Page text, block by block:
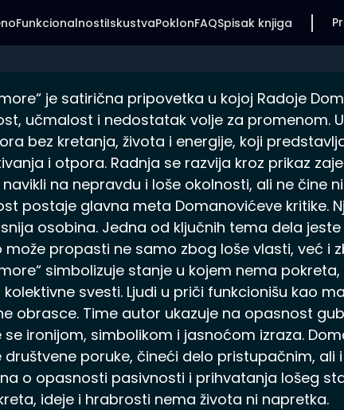
FunkcionalnostiIskustvaPoklonFAQSpisak knjiga
je satirična pripovetka u kojoj Radoje
učmalost i nedostatak volje za promenom.
bez kretanja, života i energije, koji
i otpora. Radnja se razvija kroz prikaz
navikli na nepravdu i loše okolnosti, ali ne čine
postaje glavna meta Domanovićeve kritike.
osobina. Jedna od ključnih tema dela
može propasti ne samo zbog loše vlasti, već
simbolizuje stanje u kojem nema
svesti. Ljudi u priči funkcionišu kao
obrasce. Time autor ukazuje na opasnost
se ironijom, simbolikom i jasnoćom izraza.
društvene poruke, čineći delo pristupačnim, ali
o opasnosti pasivnosti i prihvatanja lošeg
ideje i hrabrosti nema života ni napretka.